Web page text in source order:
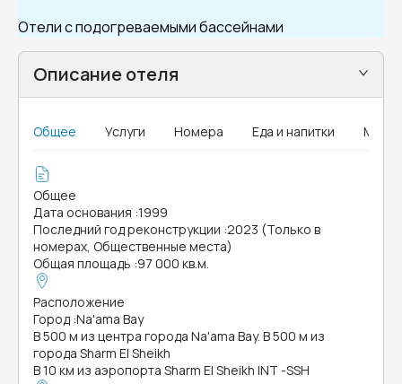
Отели с подогреваемыми бассейнами
Описание отеля
Общее Услуги Номера Еда и напитки MICE
Общее
Дата основания :1999
Последний год реконструкции :2023 (Только в
номерах, Общественные места)
Общая площадь :97 000 кв.м.
Расположение
Город :Na'ama Bay
В 500 м из центра города Na'ama Bay. В 500 м из
города Sharm El Sheikh
В 10 км из аэропорта Sharm El Sheikh INT -SSH